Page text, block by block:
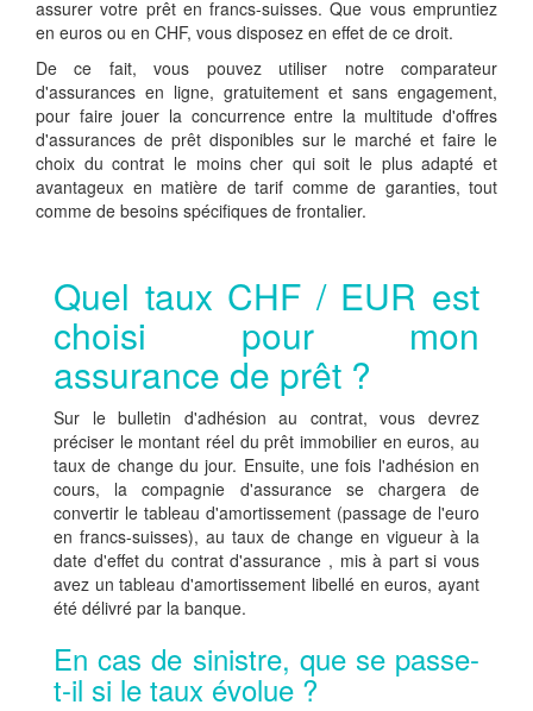
assurer votre prêt en francs-suisses. Que vous empruntiez
en euros ou en CHF, vous disposez en effet de ce droit.
De ce fait, vous pouvez utiliser notre comparateur
d'assurances en ligne, gratuitement et sans engagement,
pour faire jouer la concurrence entre la multitude d'offres
d'assurances de prêt disponibles sur le marché et faire le
choix du contrat le moins cher qui soit le plus adapté et
avantageux en matière de tarif comme de garanties, tout
comme de besoins spécifiques de frontalier.
Quel taux CHF / EUR est
choisi pour mon
assurance de prêt ?
Sur le bulletin d'adhésion au contrat, vous devrez
préciser le montant réel du prêt immobilier en euros, au
taux de change du jour. Ensuite, une fois l'adhésion en
cours, la compagnie d'assurance se chargera de
convertir le tableau d'amortissement (passage de l'euro
en francs-suisses), au taux de change en vigueur à la
date d'effet du contrat d'assurance , mis à part si vous
avez un tableau d'amortissement libellé en euros, ayant
été délivré par la banque.
En cas de sinistre, que se passe-
t-il si le taux évolue ?